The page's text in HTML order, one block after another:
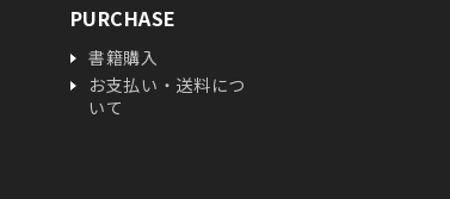
PURCHASE
書籍購入
お支払い・送料につ
いて